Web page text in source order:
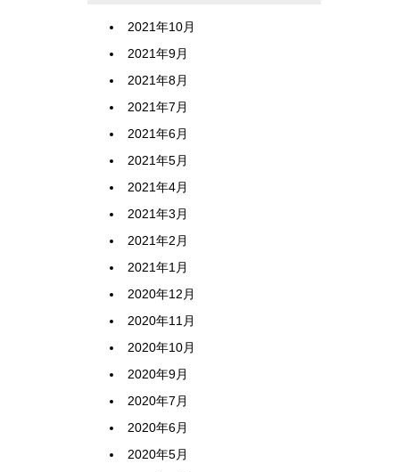
2021年10月
2021年9月
2021年8月
2021年7月
2021年6月
2021年5月
2021年4月
2021年3月
2021年2月
2021年1月
2020年12月
2020年11月
2020年10月
2020年9月
2020年7月
2020年6月
2020年5月